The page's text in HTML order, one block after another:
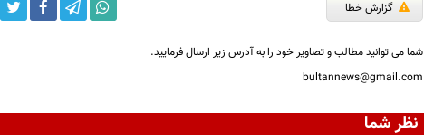
گزارش خطا
شما می توانید مطالب و تصاویر خود را به آدرس زیر ارسال فرمایید.
bultannews@gmail.com
نظر شما